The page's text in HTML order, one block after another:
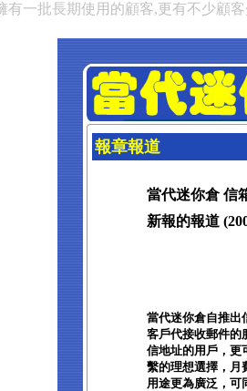
有一批長期使用的顧客,更有不少顧
報章報道
當代迷你倉 信
新報的報道
當代迷你倉自推出
客戶代接收郵件的
信地址的用戶，更
繫的理想選擇，月
用途更為廣泛，可